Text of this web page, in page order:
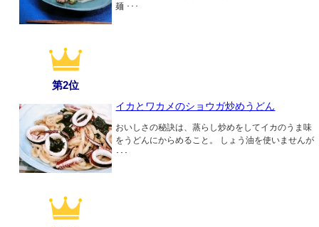
麺 ･･･
第2位
イカとワカメのショウガ炒めうどん
おいしさの秘訣は、蒸らし炒めをしてイカのうま味
をうどんにからめること。 しょう油を使いませんが
･･･